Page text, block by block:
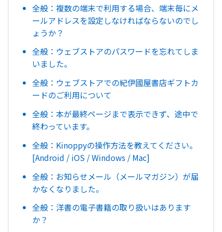
全般：複数の端末で利用する場合、端末毎にメ
ールアドレスを設定しなければならないのでし
ょうか？
全般：ウェブストアのパスワードを忘れてしま
いました。
全般：ウェブストアでの紀伊國屋書店ギフトカ
ードのご利用について
全般：本が最終ページまで表示できず、途中で
終わっています。
全般：Kinoppyの操作方法を教えてください。
[Android / iOS / Windows / Mac]
全般：お知らせメール（メールマガジン）が届
かなくなりました。
全般：洋書の電子書籍の取り扱いはあります
か？